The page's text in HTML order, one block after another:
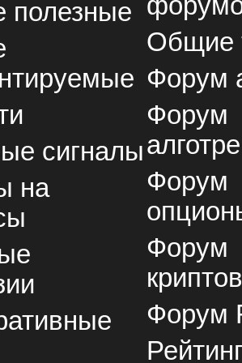
сигналы
на
Общие
Форум
Форум
Форум
Форум
Форум